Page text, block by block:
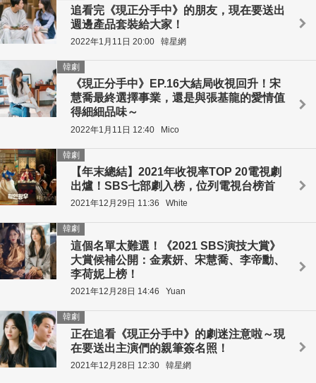
追看完《現正分手中》的朋友，現在要送出
週邊產品套裝給大家！
2022年1月11日 20:00 韓星網
《現正分手中》EP.16大結局收視回升！宋
慧喬最終選擇事業，還是與張基龍的愛情值
得細細品味～
韓劇
2022年1月11日 12:40 Mico
【年末總結】2021年收視率TOP 20電視劇
出爐！SBS七部劇入榜，位列電視台榜首
韓劇
2021年12月29日 11:36 White
這個名單太難選！《2021 SBS演技大賞》
大賞候補公開：金素妍、宋慧喬、李帝勳、
李荷妮上榜！
韓劇
2021年12月28日 14:46 Yuan
正在追看《現正分手中》的劇迷注意啦～現
在要送出主演們的親筆簽名照！
韓劇
2021年12月28日 12:30 韓星網